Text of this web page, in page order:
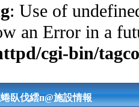
: Use of
an Error in a
cgi-bin/
蜷臥伐繧п@施設情報